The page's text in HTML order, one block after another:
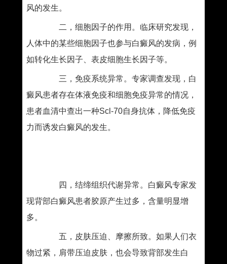
风的发生。
二，细胞因子的作用。临床研究发现，
人体中的某些细胞因子也参与白癜风的发病，例
如转化生长因子、表皮细胞生长因子等。
三，免疫系统异常。专家调查发现，白
癜风患者存在体液免疫和细胞免疫异常的情况，
患者血清中查出一种Scl-70自身抗体，降低免疫
力而诱发白癜风的发生。
四，结缔组织代谢异常。白癜风专家发
现背部白癜风患者胶原产生过多，含量明显增
多。
五，皮肤压迫、摩擦所致。如果人们衣
物过紧，肩带压迫皮肤，也会导致背部发生白